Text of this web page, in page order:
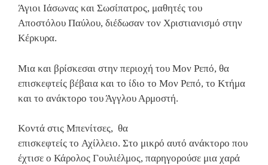
Άγιοι Ιάσωνας και Σωσίπατρος, μαθητές του
Αποστόλου Παύλου, διέδωσαν τον Χριστιανισμό στην
Κέρκυρα.
Μια και βρίσκεσαι στην περιοχή του Μον Ρεπό, θα
επισκεφτείς βέβαια και το ίδιο το Μον Ρεπό, το Κτήμα
και το ανάκτορο του Άγγλου Αρμοστή.
Κοντά στις Μπενίτσες, θα
επισκεφτείς το Αχίλλειο. Στο μικρό αυτό ανάκτορο που
έχτισε ο Κάρολος Γουλιέλμος, παρηγορούσε μια χαρά